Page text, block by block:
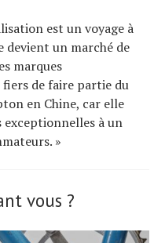
est un voyage à
devient un marché de
marques
de faire partie du
en Chine, car elle
exceptionnelles à un
»
vous ?